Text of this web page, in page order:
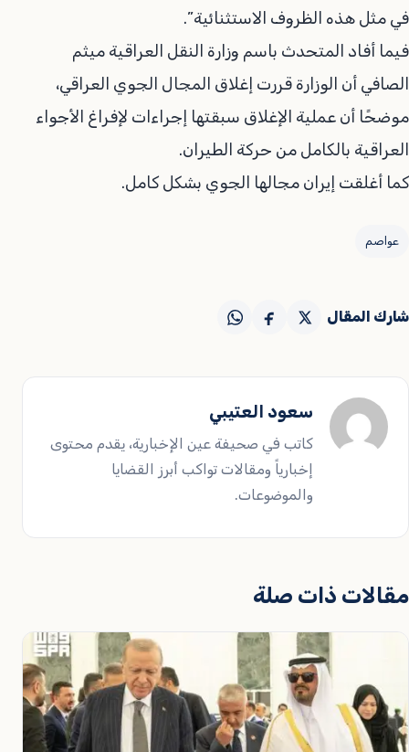
في مثل هذه الظروف الاستثنائية”.
فيما أفاد المتحدث باسم وزارة النقل العراقية ميثم
الصافي أن الوزارة قررت إغلاق المجال الجوي العراقي،
موضحًا أن عملية الإغلاق سبقتها إجراءات لإفراغ الأجواء
العراقية بالكامل من حركة الطيران.
كما أغلقت إيران مجالها الجوي بشكل كامل.
عواصم
شارك المقال
سعود العتيبي
كاتب في صحيفة عين الإخبارية، يقدم محتوى
إخبارياً ومقالات تواكب أبرز القضايا
والموضوعات.
مقالات ذات صلة